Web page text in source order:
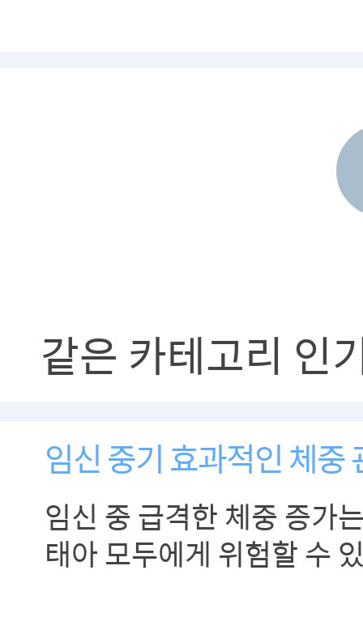
같은 카테고리 인
임신 중기 효과적인 체중
임신 중 급격한 체중 증가
태아 모두에게 위험할 수